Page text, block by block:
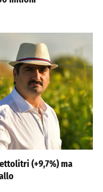
(+9,7%) ma